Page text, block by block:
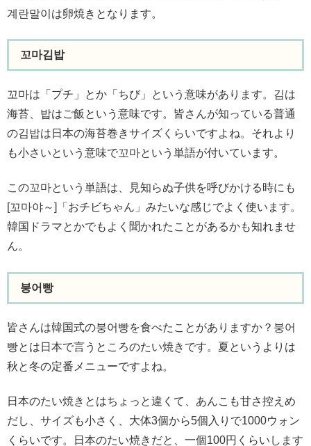
계란말이は卵焼きとなります。
꼬마김밥
꼬마は「プチ」とか「ちび」という意味があります。김は
海苔、밥はご飯という意味です。皆さんが知っている普通
の김밥は日本の海苔巻きサイズくらいですよね。それより
も小さいという意味で꼬마という単語が付いています。
この꼬마という単語は、見知らぬ子供を呼びかける時にも
[꼬마야～]「おチビちゃん」みたいな感じでよく使います。
韓国ドラマとかでもよく聞かれたことがあるかも知れませ
ん。
붕어빵
皆さんは韓国式の붕어빵を食べたことがありますか？붕어
빵とは日本で言うところのたい焼きです。夏というよりは
秋と冬の定番メニューですよね。
日本のたい焼きとはちょっと違くて、あんこも甘さ控えめ
だし、サイズも小さく、大体3個から5個入りで1000ウォン
くらいです。日本のたい焼きだと、一個100円くらいします